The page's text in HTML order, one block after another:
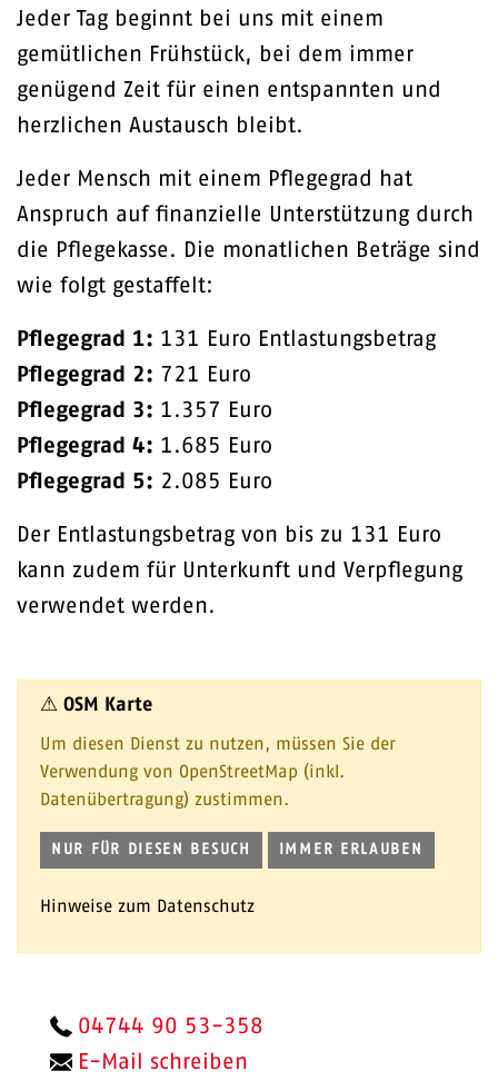
Jeder Tag beginnt bei uns mit einem
gemütlichen Frühstück, bei dem immer
genügend Zeit für einen entspannten und
herzlichen Austausch bleibt.
Jeder Mensch mit einem Pflegegrad hat
Anspruch auf finanzielle Unterstützung durch
die Pflegekasse. Die monatlichen Beträge sind
wie folgt gestaffelt:
Pflegegrad 1: 131 Euro Entlastungsbetrag
Pflegegrad 2: 721 Euro
Pflegegrad 3: 1.357 Euro
Pflegegrad 4: 1.685 Euro
Pflegegrad 5: 2.085 Euro
Der Entlastungsbetrag von bis zu 131 Euro
kann zudem für Unterkunft und Verpflegung
verwendet werden.
⚠ OSM Karte
Um diesen Dienst zu nutzen, müssen Sie der
Verwendung von OpenStreetMap (inkl.
Datenübertragung) zustimmen.
NUR FÜR DIESEN BESUCH IMMER ERLAUBEN
Hinweise zum Datenschutz
04744 90 53-358
E-Mail schreiben